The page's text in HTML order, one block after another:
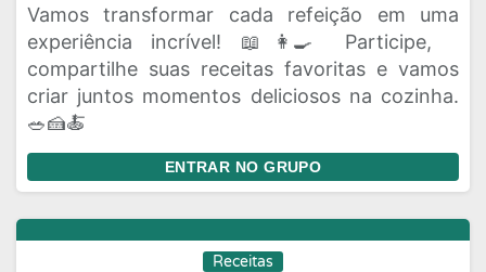
Vamos transformar cada refeição em uma
experiência incrível! 📖👩‍🍳 Participe,
compartilhe suas receitas favoritas e vamos
criar juntos momentos deliciosos na cozinha.
🥗🍰🍝
ENTRAR NO GRUPO
Receitas